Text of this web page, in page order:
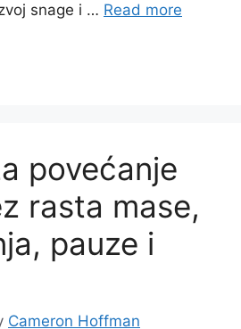
snage i … Read more
povećanje
rasta mase,
pauze i
Cameron Hoffman